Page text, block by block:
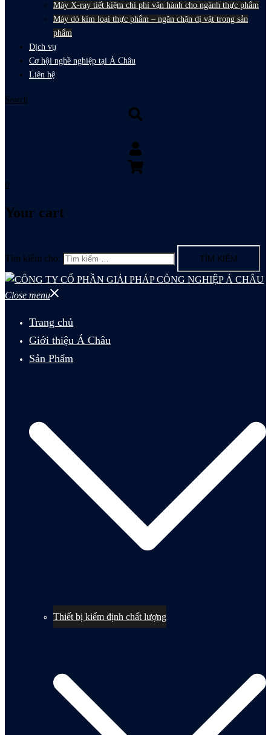
Máy X-ray tiết kiệm chi phí vận hành cho ngành thực phẩm
Máy dò kim loại thực phẩm – ngăn chặn dị vật trong sản
phẩm
Dịch vụ
Cơ hội nghề nghiệp tại Á Châu
Liên hệ
Search
0
Your cart
Tìm kiếm cho:
Close menu
Trang chủ
Giới thiệu Á Châu
Sản Phẩm
Thiết bị kiểm định chất lượng